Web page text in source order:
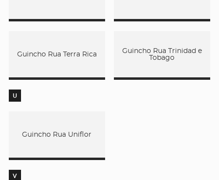
Guincho Rua Terra Rica
Guincho Rua Trinidad e
Tobago
U
Guincho Rua Uniflor
V